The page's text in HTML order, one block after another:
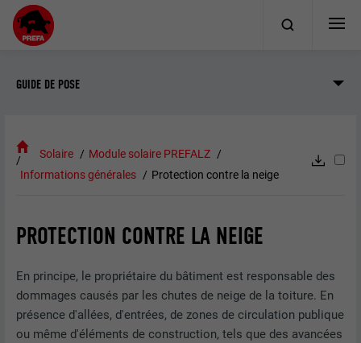
GUIDE DE POSE
Solaire
Module solaire PREFALZ
Informations générales
Protection contre la neige
PROTECTION CONTRE LA NEIGE
En principe, le propriétaire du bâtiment est responsable des
dommages causés par les chutes de neige de la toiture. En
présence d'allées, d'entrées, de zones de circulation publique
ou même d'éléments de construction, tels que des avancées